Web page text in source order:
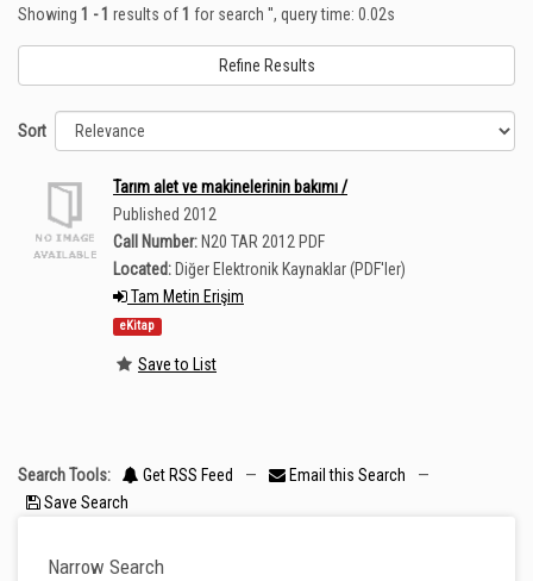
Showing 1 - 1 results of1 for search '', query time: 0.02s
Refine Results
Sort
Tarım alet ve makinelerinin bakımı /
Published 2012
Call Number: N20 TAR 2012 PDF
Located: Diğer Elektronik Kaynaklar (PDF'ler)
Tam Metin Erişim
eKitap
Save to List
Search Tools: Get RSS Feed — Email this Search
—
Save Search
Narrow Search